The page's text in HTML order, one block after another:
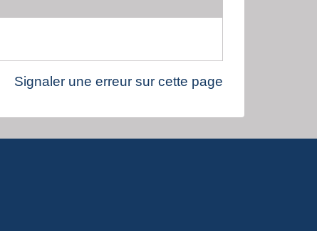
Signaler une erreur sur cette page